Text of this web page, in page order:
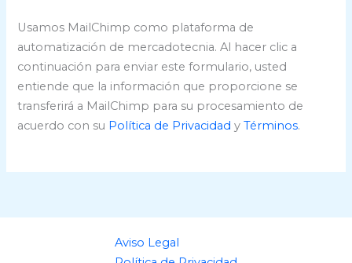
Usamos MailChimp como plataforma de
automatización de mercadotecnia. Al hacer clic a
continuación para enviar este formulario, usted
entiende que la información que proporcione se
transferirá a MailChimp para su procesamiento de
acuerdo con su Política de Privacidad yTérminos.
Aviso Legal